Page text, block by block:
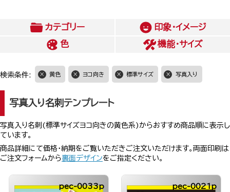
カテゴリー
印象・イメージ
色
機能・サイズ
検索条件: 黄色 ヨコ向き 標準サイズ 写真入り
写真入り名刺テンプレート
写真入り名刺(標準サイズヨコ向きの黄色系)からおすすめ商品順に表示し
ています。
商品詳細にて価格・納期をご覧いただきご注文いただけます。両面印刷は
ご注文フォームから裏面デザインをご指定ください。
pec-0033p pec-0021p